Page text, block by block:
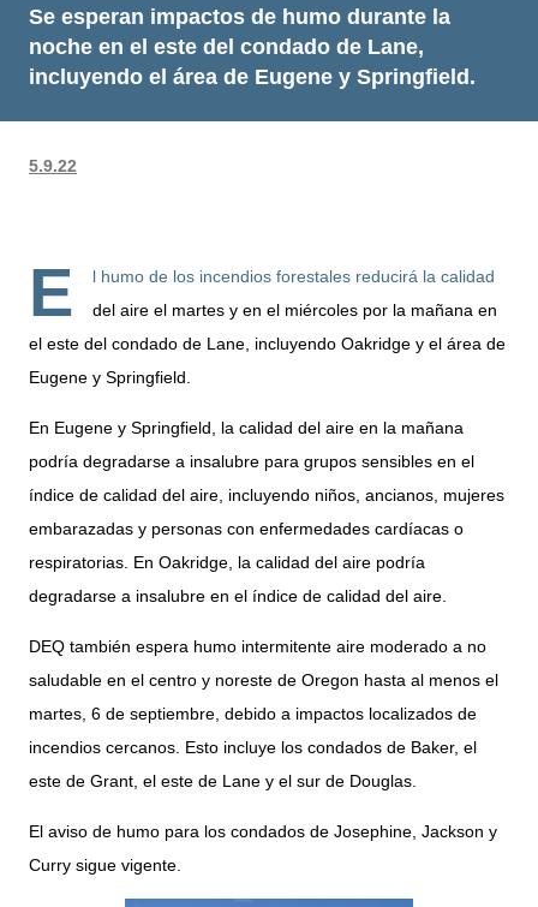
Se esperan impactos de humo durante la
noche en el este del condado de Lane,
incluyendo el área de Eugene y Springfield.
5.9.22
E
l humo de los incendios forestales reducirá la calidad
del aire el martes y en el miércoles por la mañana en
el este del condado de Lane, incluyendo Oakridge y el área de
Eugene y Springfield.
En Eugene y Springfield, la calidad del aire en la mañana
podría degradarse a insalubre para grupos sensibles en el
índice de calidad del aire, incluyendo niños, ancianos, mujeres
embarazadas y personas con enfermedades cardíacas o
respiratorias. En Oakridge, la calidad del aire podría
degradarse a insalubre en el índice de calidad del aire.
DEQ también espera humo intermitente aire moderado a no
saludable en el centro y noreste de Oregon hasta al menos el
martes, 6 de septiembre, debido a impactos localizados de
incendios cercanos. Esto incluye los condados de Baker, el
este de Grant, el este de Lane y el sur de Douglas.
El aviso de humo para los condados de Josephine, Jackson y
Curry sigue vigente.